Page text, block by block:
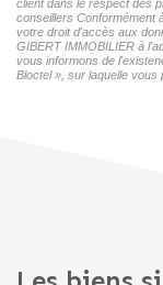
client dans le respect des
conseillers Conformément
votre droit d'accès aux
GIBERT IMMOBILIER à
vous informons de
Bloctel », sur laquelle